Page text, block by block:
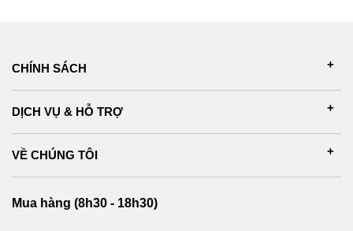
CHÍNH SÁCH
DỊCH VỤ & HỖ TRỢ
VỀ CHÚNG TÔI
Mua hàng (8h30 - 18h30)